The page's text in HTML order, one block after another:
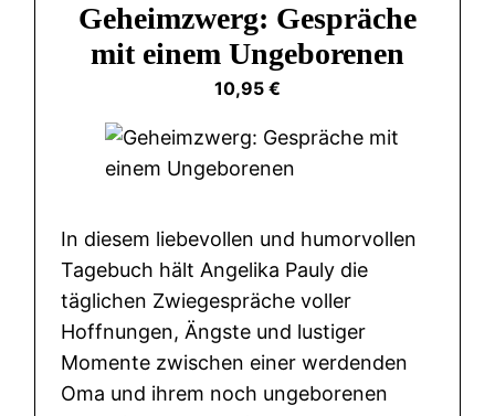
Geheimzwerg: Gespräche
mit einem Ungeborenen
10,95 €
In diesem liebevollen und humorvollen
Tagebuch hält Angelika Pauly die
täglichen Zwiegespräche voller
Hoffnungen, Ängste und lustiger
Momente zwischen einer werdenden
Oma und ihrem noch ungeborenen